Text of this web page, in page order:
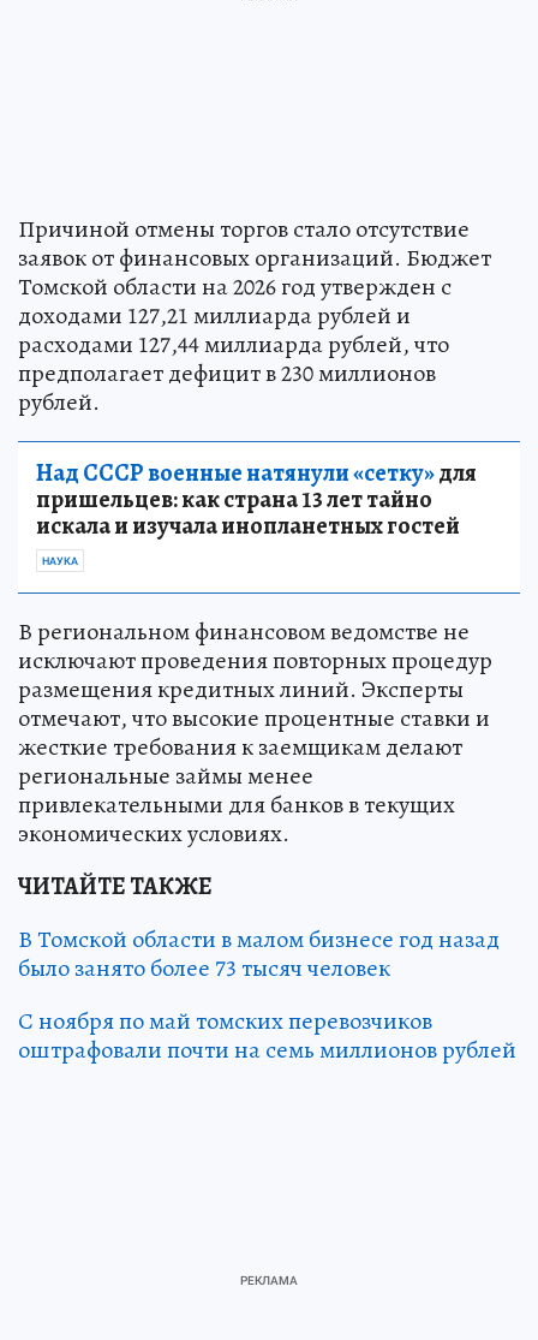
Причиной отмены торгов стало отсутствие
заявок от финансовых организаций. Бюджет
Томской области на 2026 год утвержден с
доходами 127,21 миллиарда рублей и
расходами 127,44 миллиарда рублей, что
предполагает дефицит в 230 миллионов
рублей.
Над СССР военные натянули «сетку»для
пришельцев: как страна 13 лет тайно
искала и изучала инопланетных гостей
НАУКА
В региональном финансовом ведомстве не
исключают проведения повторных процедур
размещения кредитных линий. Эксперты
отмечают, что высокие процентные ставки и
жесткие требования к заемщикам делают
региональные займы менее
привлекательными для банков в текущих
экономических условиях.
ЧИТАЙТЕ ТАКЖЕ
В Томской области в малом бизнесе год назад
было занято более 73 тысяч человек
С ноября по май томских перевозчиков
оштрафовали почти на семь миллионов рублей